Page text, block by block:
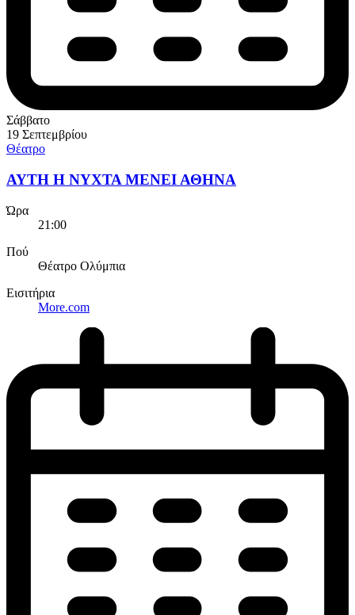
Σάββατο
19 Σεπτεμβρίου
Θέατρο
ΑΥΤΗ Η ΝΥΧΤΑ ΜΕΝΕΙ ΑΘΗΝΑ
Ώρα
21:00
Πού
Θέατρο Ολύμπια
Εισιτήρια
More.com